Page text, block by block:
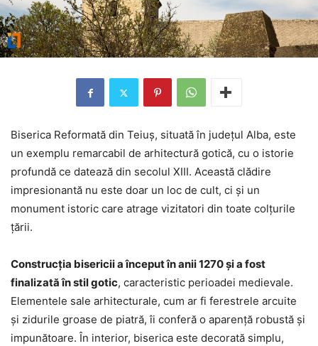
Biserica Reformată din Teiuș, situată în județul Alba, este
un exemplu remarcabil de arhitectură gotică, cu o istorie
profundă ce datează din secolul XIII. Această clădire
impresionantă nu este doar un loc de cult, ci și un
monument istoric care atrage vizitatori din toate colțurile
țării.
Construcția bisericii a început în anii 1270 și a fost
finalizată în stil gotic, caracteristic perioadei medievale.
Elementele sale arhitecturale, cum ar fi ferestrele arcuite
și zidurile groase de piatră, îi conferă o aparență robustă și
impunătoare. În interior, biserica este decorată simplu,